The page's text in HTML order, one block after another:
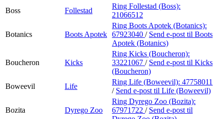
Boss
Follestad
Ring Follestad (Boss):
21066512
Botanics Boots Apotek
Ring Boots Apotek (Botanics):
67923040 / Send e-post til Boots
Apotek (Botanics)
Boucheron Kicks
Ring Kicks (Boucheron):
33221067 / Send e-post til Kicks
(Boucheron)
Boweevil
Life
Ring Life (Boweevil): 47758011
/ Send e-post til Life (Boweevil)
Bozita Dyrego Zoo
Ring Dyrego Zoo (Bozita):
67971722 / Send e-post til